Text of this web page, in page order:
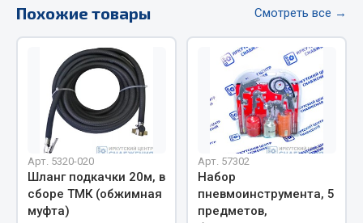
Измерительный инструмент
Крепежный инструмент
Режущий инструмент
Силовое оборудование
Слесарный инструмент
Столярный инструмент
Показать ещё
Похожие товары Смотреть все →
Арт. 5320-020
Шланг подкачки 20м, в
сборе ТМК (обжимная
муфта)
Арт. 57302
Набор
пневмоинструмента, 5
предметов,